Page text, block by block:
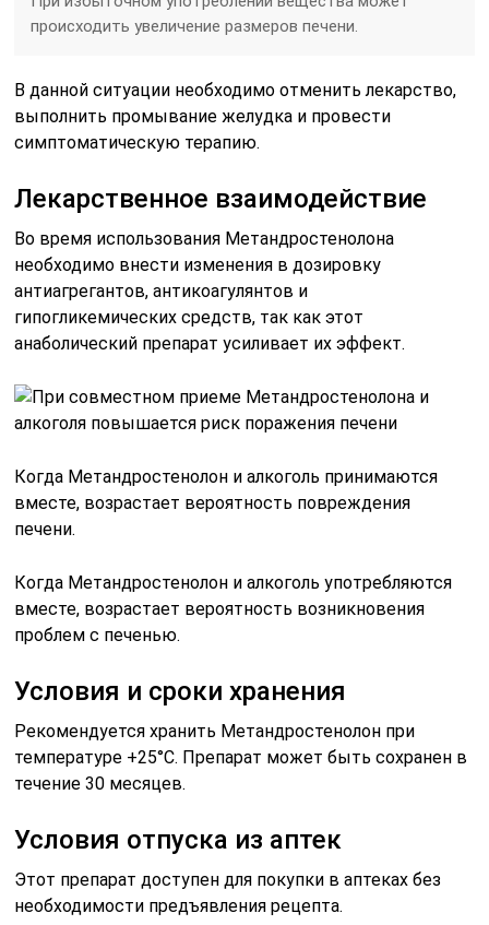
происходить увеличение размеров печени.
В данной ситуации необходимо отменить лекарство,
выполнить промывание желудка и провести
симптоматическую терапию.
Лекарственное взаимодействие
Во время использования Метандростенолона
необходимо внести изменения в дозировку
антиагрегантов, антикоагулянтов и
гипогликемических средств, так как этот
анаболический препарат усиливает их эффект.
Когда Метандростенолон и алкоголь принимаются
вместе, возрастает вероятность повреждения
печени.
Когда Метандростенолон и алкоголь употребляются
вместе, возрастает вероятность возникновения
проблем с печенью.
Условия и сроки хранения
Рекомендуется хранить Метандростенолон при
температуре +25°C. Препарат может быть сохранен в
течение 30 месяцев.
Условия отпуска из аптек
Этот препарат доступен для покупки в аптеках без
необходимости предъявления рецепта.